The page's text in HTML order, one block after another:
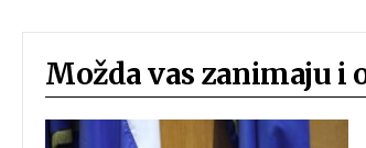
Možda vas zanimaju i